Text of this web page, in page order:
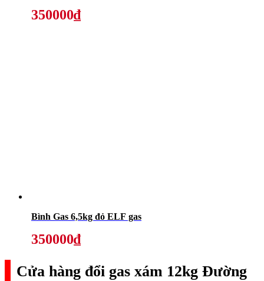
350000₫
Bình Gas 6,5kg đỏ ELF gas
350000₫
Cửa hàng đổi gas xám 12kg Đường